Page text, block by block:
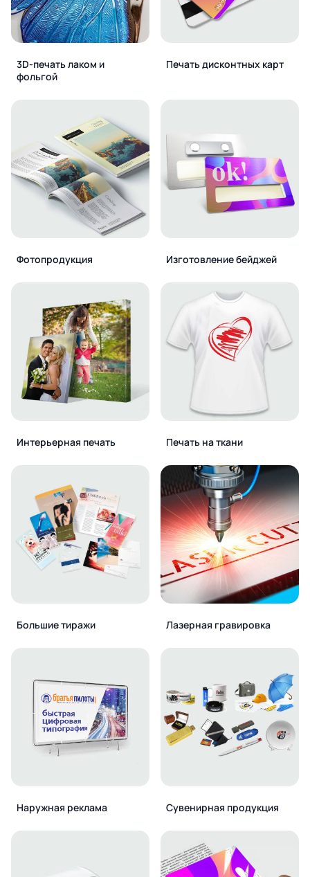
3D-печать лаком и
фольгой
Печать дисконтных карт
Фотопродукция Изготовление бейджей
Интерьерная печать Печать на ткани
Большие тиражи Лазерная гравировка
Наружная реклама Сувенирная продукция